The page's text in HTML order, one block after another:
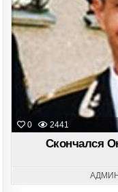
0 2441
Скончался